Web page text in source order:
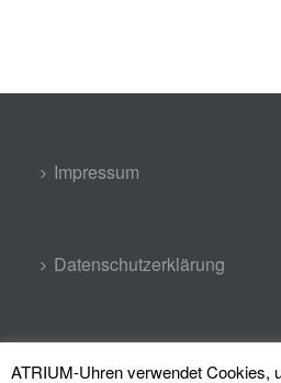
Impressum
Datenschutzerklärung
ATRIUM-Uhren verwendet Cookies,